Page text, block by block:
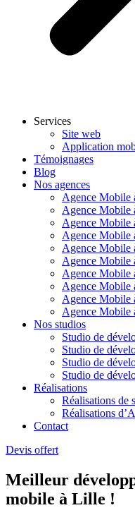
Services
Site web
Application
Témoignages
Blog
Nos agences
Agence Mobile
Agence Mobile
Agence Mobile
Agence Mobile
Agence Mobile
Agence Mobile
Agence Mobile
Agence Mobile
Agence Mobile
Agence Mobile
Nos studios
Studio de
Studio de
Studio de
Studio de
Réalisations
Réalisations de
Réalisations
Contact
Devis offert
Meilleur
mobile à Lille !